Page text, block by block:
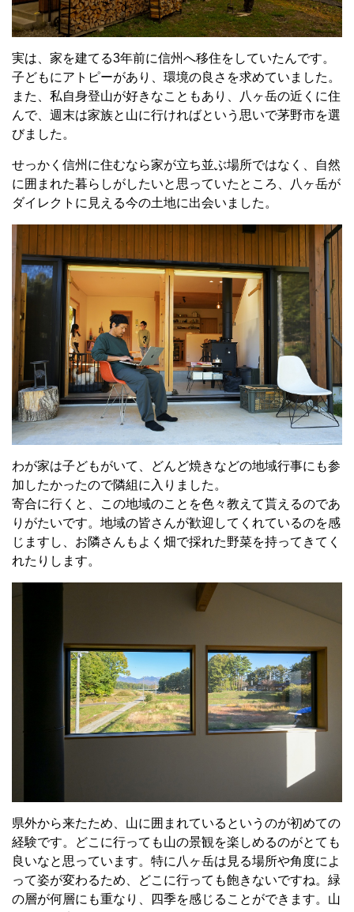
実は、家を建てる3年前に信州へ移住をしていたんです。
子どもにアトピーがあり、環境の良さを求めていました。
また、私自身登山が好きなこともあり、八ヶ岳の近くに住
んで、週末は家族と山に行ければという思いで茅野市を選
びました。
せっかく信州に住むなら家が立ち並ぶ場所ではなく、自然
に囲まれた暮らしがしたいと思っていたところ、八ヶ岳が
ダイレクトに見える今の土地に出会いました。
わが家は子どもがいて、どんど焼きなどの地域行事にも参
加したかったので隣組に入りました。
寄合に行くと、この地域のことを色々教えて貰えるのであ
りがたいです。地域の皆さんが歓迎してくれているのを感
じますし、お隣さんもよく畑で採れた野菜を持ってきてく
れたりします。
県外から来たため、山に囲まれているというのが初めての
経験です。どこに行っても山の景観を楽しめるのがとても
良いなと思っています。特に八ヶ岳は見る場所や角度によ
って姿が変わるため、どこに行っても飽きないですね。緑
の層が何層にも重なり、四季を感じることができます。山